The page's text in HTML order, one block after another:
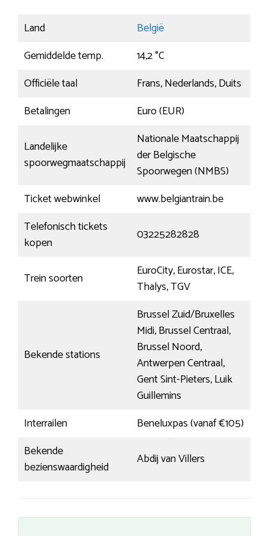
Land
België
Gemiddelde temp.
14,2 °C
Officiële taal
Frans, Nederlands, Duits
Betalingen
Euro (EUR)
Landelijke
spoorwegmaatschappij
Nationale Maatschappij
der Belgische
Spoorwegen (NMBS)
Ticket webwinkel
www.belgiantrain.be
Telefonisch tickets
kopen
03225282828
Trein soorten
EuroCity, Eurostar, ICE,
Thalys, TGV
Bekende stations
Brussel Zuid/Bruxelles
Midi, Brussel Centraal,
Brussel Noord,
Antwerpen Centraal,
Gent Sint-Pieters, Luik
Guillemins
Interrailen
Beneluxpas (vanaf €105)
Bekende
bezienswaardigheid
Abdij van Villers